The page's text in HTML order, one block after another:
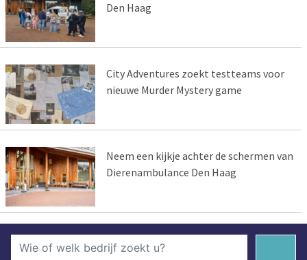
Den Haag
City Adventures zoekt testteams voor
nieuwe Murder Mystery game
Neem een kijkje achter de schermen van
Dierenambulance Den Haag